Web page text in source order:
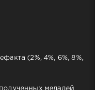
(2%, 4%, 6%, 8%,
медалей